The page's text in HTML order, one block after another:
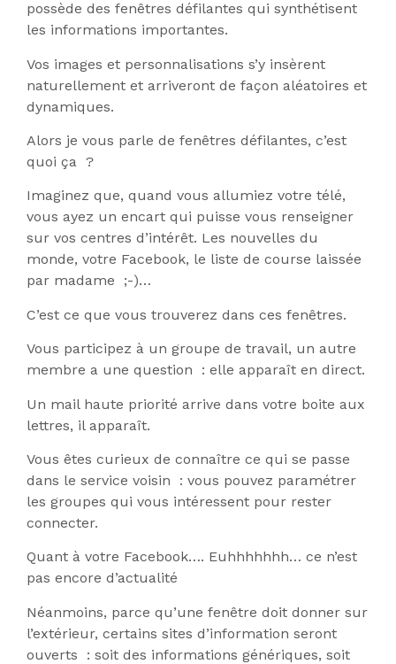
possède des fenêtres défilantes qui synthétisent
les informations importantes.
Vos images et personnalisations s’y insèrent
naturellement et arriveront de façon aléatoires et
dynamiques.
Alors je vous parle de fenêtres défilantes, c’est
quoi ça ?
Imaginez que, quand vous allumiez votre télé,
vous ayez un encart qui puisse vous renseigner
sur vos centres d’intérêt. Les nouvelles du
monde, votre Facebook, le liste de course laissée
par madame ;-)…
C’est ce que vous trouverez dans ces fenêtres.
Vous participez à un groupe de travail, un autre
membre a une question : elle apparaît en direct.
Un mail haute priorité arrive dans votre boite aux
lettres, il apparaît.
Vous êtes curieux de connaître ce qui se passe
dans le service voisin : vous pouvez paramétrer
les groupes qui vous intéressent pour rester
connecter.
Quant à votre Facebook…. Euhhhhhhh… ce n’est
pas encore d’actualité
Néanmoins, parce qu’une fenêtre doit donner sur
l’extérieur, certains sites d’information seront
ouverts : soit des informations génériques, soit